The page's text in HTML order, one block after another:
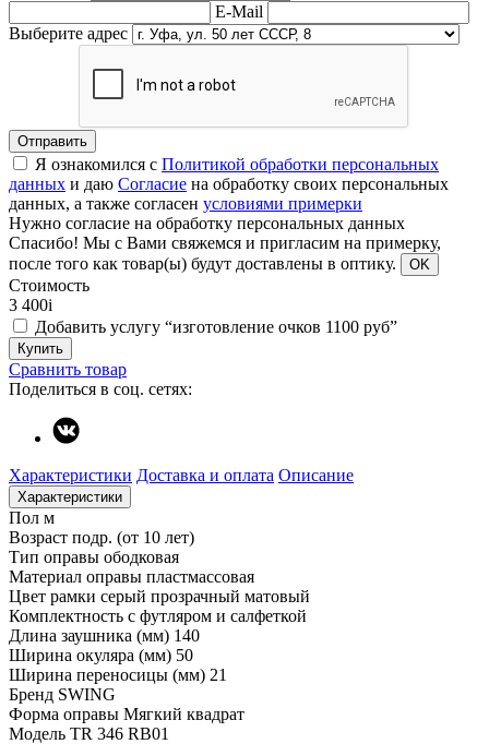
E-Mail
Выберите адрес
Отправить
Я ознакомился с Политикой обработки персональных
данных и даю Согласие на обработку своих персональных
данных, а также согласен условиями примерки
Нужно согласие на обработку персональных данных
Спасибо! Мы с Вами свяжемся и пригласим на примерку,
после того как товар(ы) будут доставлены в оптику.
OK
Стоимость
3 400i
Добавить услугу “изготовление очков 1100 руб”
Купить
Сравнить товар
Поделиться в соц. сетях:
Характеристики Доставка и оплата Описание
Характеристики
Пол м
Возраст подр. (от 10 лет)
Тип оправы ободковая
Материал оправы пластмассовая
Цвет рамки серый прозрачный матовый
Комплектность с футляром и салфеткой
Длина заушника (мм) 140
Ширина окуляра (мм) 50
Ширина переносицы (мм) 21
Бренд SWING
Форма оправы Мягкий квадрат
Модель TR 346 RB01